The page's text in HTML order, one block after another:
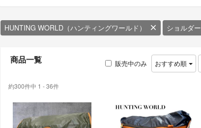
HUNTING WORLD（ハンティングワールド） ショルダ
商品一覧 販売中のみ おすすめ順
約300件中 1 - 36件